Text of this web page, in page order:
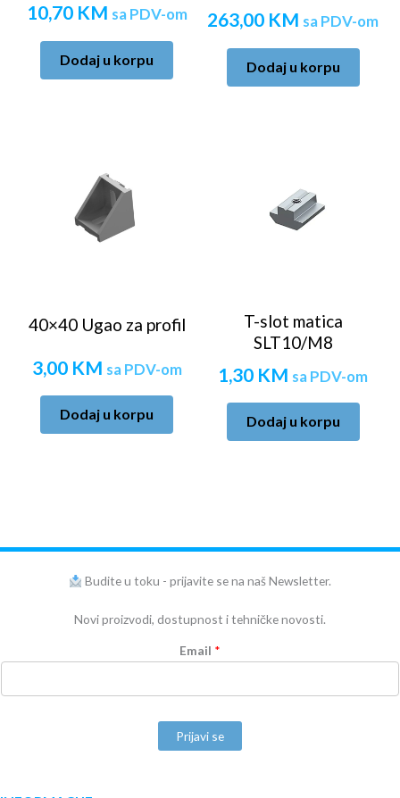
10,70 KM sa PDV-om
Dodaj u korpu
263,00 KM sa PDV-om
Dodaj u korpu
40×40 Ugao za profil
3,00 KM sa PDV-om
Dodaj u korpu
T-slot matica
SLT10/M8
1,30 KM sa PDV-om
Dodaj u korpu
Budite u toku - prijavite se na naš Newsletter.
Novi proizvodi, dostupnost i tehničke novosti.
Email *
Prijavi se